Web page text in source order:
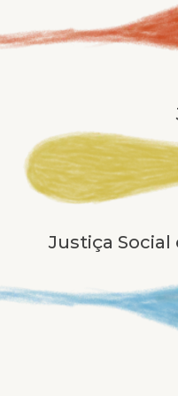
Justiça Social